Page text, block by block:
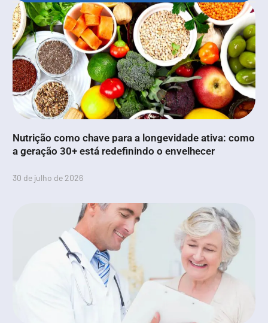
Nutrição como chave para a longevidade ativa: como
a geração 30+ está redefinindo o envelhecer
30 de julho de 2026